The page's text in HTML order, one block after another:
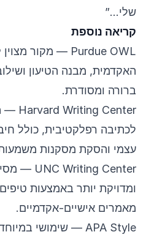
שלי…”
קריאה נוספת
Purdue OWL — מקור מצוין
האקדמית, מבנה הטיעון
ברורה ומסודרת.
Harvard Writing Center
—
לכתיבה רפלקטיבית, כולל
עצמי והסקת מסקנות
UNC Writing Center
—
ומדויקת יותר באמצעות
מאמרים אישיים-אקדמיים.
APA Style — שימושי